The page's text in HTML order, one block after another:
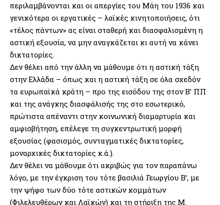
περιλαμβάνονται και οι απεργίες του Μάη του 1936 και
γενικότερα οι εργατικές – λαϊκές κινητοποιήσεις, ότι
«τέλος πάντων» ας είναι σταθερή και διασφαλισμένη η
αστική εξουσία, να μην αναγκάζεται κι αυτή να κάνει
δικτατορίες.
Δεν θέλει από την άλλη να μάθουμε ότι η αστική τάξη
στην Ελλάδα – όπως και η αστική τάξη σε όλα σχεδόν
τα ευρωπαϊκά κράτη – προ της εισόδου της στον Β’ ΠΠ
και της ανάγκης διασφάλισής της στο εσωτερικό,
πρώτιστα απέναντι στην κοινωνική διαμαρτυρία και
αμφισβήτηση, επέλεγε τη συγκεντρωτική μορφή
εξουσίας (φασισμός, συνταγματικές δικτατορίες,
μοναρχικές δικτατορίες κ.ά.).
Δεν θέλει να μάθουμε ότι ακριβώς για τον παραπάνω
λόγο, με την έγκριση του τότε βασιλιά Γεωργίου Β’, με
την ψήφο των δύο τότε αστικών κομμάτων
(Φιλελευθέρων και Λαϊκών) και τη στήριξη της Μ.